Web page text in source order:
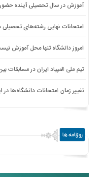
آموزش در سال تحصیلی آینده
امتحانات نهایی رشته‌های تحصیلی در ۴ استان
امروز دانشگاه تنها محل آموزش
تیم ملی المپیاد ایران در مسابقات
تغییر زمان امتحانات دانشگاه‌ها
روزنامه ها